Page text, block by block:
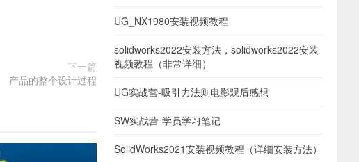
下一篇
产品的整个设计过程
UG_NX1980安装视频教程
solidworks2022安装方法，solidworks2022安装
视频教程（非常详细）
UG实战营-吸引力法则电影观后感想
SW实战营-学员学习笔记
SolidWorks2021安装视频教程（详细安装方法）